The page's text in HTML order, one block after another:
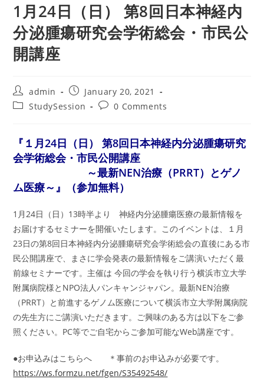
1月24日（日） 第8回日本神経内
分泌腫瘍研究会学術総会・市民公
開講座
Post
author:
admin
Post
published:
January 20, 2021
PostStudySession
Post0 Comments
『１月24日（日） 第8回日本神経内分泌腫瘍研究
会学術総会・市民公開講座
～最新NEN治療（PRRT）とゲノ
ム医療～』（参加無料）
1月24日（日）13時半より 神経内分泌腫瘍医療の最新情報を
お届けするセミナーを開催いたします。このイベントは、１月
23日の第8回日本神経内分泌腫瘍研究会学術総会の直後にある市
民公開講座で、まさに学会発表の最新情報をご講演いただく最
前線セミナーです。主催は 今回の学会を執り行う横浜市立大学
附属病院様とNPO法人パンキャンジャパン。最新NEN治療
（PRRT）と前進するゲノム医療について横浜市立大学附属病院
の先生方にご講演いただきます。ご興味のある方は以下をご参
照ください。PC等でご自宅からご参加可能なWeb講座です。
●お申込みはこちらへ ＊事前のお申込みが必要です。
https://ws.formzu.net/fgen/S35492548/